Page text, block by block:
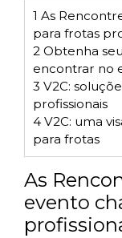
1 As
para frotas
2 Obtenha
encontrar no
3 V2C:
profissionais
4 V2C: uma
para frotas
As
evento